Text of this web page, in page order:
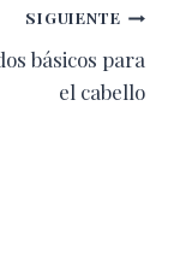
SIGUIENTE
básicos para
el cabello